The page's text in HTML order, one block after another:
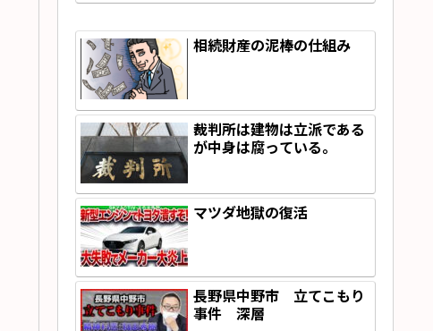
相続財産の泥棒の仕組み
裁判所は建物は立派である
が中身は腐っている。
マツダ地獄の復活
長野県中野市 立てこもり
事件 深層